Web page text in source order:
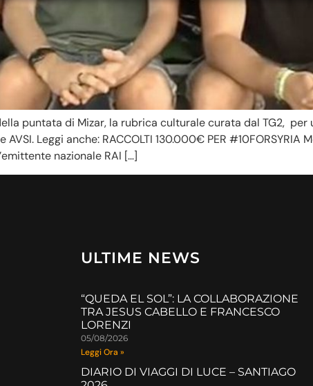
puntata di Mizar, la rubrica culturale curata dal TG2,
Leggi anche: RACCOLTI 130.000€ PER
nazionale RAI […]
ULTIME NEWS
“QUEDA EL SOL”: LA COLLABORAZIONE
TRA JESUS CABELLO E FRANCESCO
LORENZI
05/08/2026
Leggi Ora »
DIARIO DI VIAGGI DI LUCE – SANTIAGO